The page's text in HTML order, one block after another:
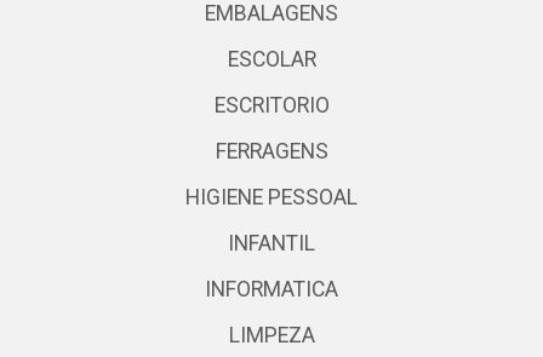
EMBALAGENS
ESCOLAR
ESCRITORIO
FERRAGENS
HIGIENE PESSOAL
INFANTIL
INFORMATICA
LIMPEZA